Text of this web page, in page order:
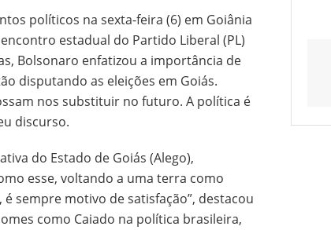
políticos na sexta-feira (6) em Goiânia
estadual do Partido Liberal (PL)
Bolsonaro enfatizou a importância de
disputando as eleições em Goiás.
nos substituir no futuro. A política é
discurso.
do Estado de Goiás (Alego),
esse, voltando a uma terra como
sempre motivo de satisfação”, destacou
como Caiado na política brasileira,